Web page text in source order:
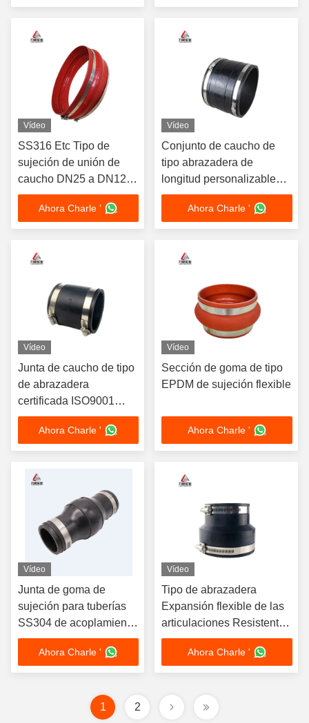
soporte
Vídeo
SS316 Etc Tipo de
sujeción de unión de
caucho DN25 a DN1200
Rango de temperatura
-30C a 150C
Ahora Charle '
Vídeo
Conjunto de caucho de
tipo abrazadera de
longitud personalizable
para conexiones
industriales de trabajo
pesado
Ahora Charle '
Vídeo
Junta de caucho de tipo
de abrazadera
certificada ISO9001
para desplazamiento del
eje y unión de líneas de
tubería
Ahora Charle '
Vídeo
Sección de goma de tipo
EPDM de sujeción flexible
Ahora Charle '
Vídeo
Junta de goma de
sujeción para tuberías
SS304 de acoplamiento
fácil instalación y
mantenimiento
Ahora Charle '
Vídeo
Tipo de abrazadera
Expansión flexible de las
articulaciones Resistente
al ácido 40 barras Para
múltiples medios
Ahora Charle '
1 2